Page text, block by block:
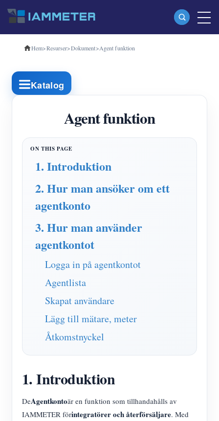
Produkter
Enfas Wi-Fi energimätare (WEM3080)
Trefas Wi-Fi energimätare (WEM3080T)
Trefas Wi-Fi energimätare (WEM3046T)
Trefas Wi-Fi energimätare (WEM3050T)
WiFi Power Controller
IAMMETER Cloud Pro
Självhotelltjänst
EV laddare
IAMMETER Simulator
Virtuell mätare
Energiprognos och simuleringssystem
Ansökningar
Solar PV System Energiövervakning
Elförbrukningsmonitor
PV-värmare styrsystem
Hemautomation
Fabrikens energiövervakning
Lagra
Resurser
Snabbstart för produkten
Handledningsvideo
FAQ
Nyheter
gemenskap
Utforska
Belöningsprogram
Kontakt
Om oss
Hem>Resurser>Dokument>Agent funktion
Katalog
Agent funktion
1. Introduktion
2. Hur man ansöker om ett
agentkonto
3. Hur man använder
agentkontot
Logga in på agentkontot
Agentlista
Skapat användare
Lägg till mätare, meter
Åtkomstnyckel
1. Introduktion
DeAgentkontoär en funktion som tillhandahålls av
IAMMETER förintegratörer och återförsäljare. Med